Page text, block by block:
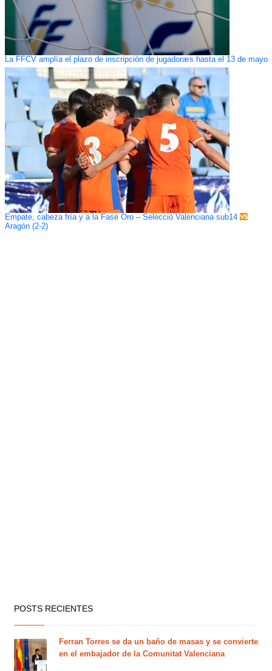
La FFCV amplía el plazo de inscripción de jugadoræs hasta el 13 de mayo
Empate, cabeza fría y a la Fase Oro – Selecció Valenciana sub14
Aragón (2-2)
POSTS RECIENTES
Ferran Torres se da un baño de masas y se convierte
en el embajador de la Comunitat Valenciana